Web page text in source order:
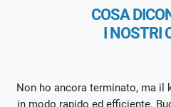
COSA
I NOSTRI
Non ho ancora terminato, ma il
in modo rapido ed efficiente.